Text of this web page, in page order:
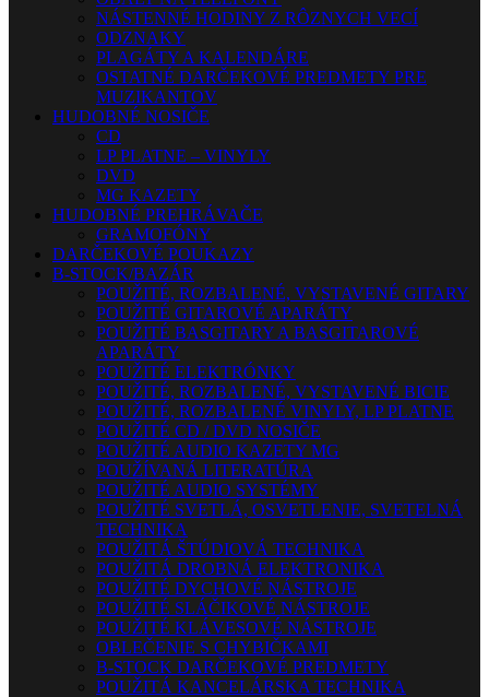
NÁSTENNÉ HODINY Z RÔZNYCH VECÍ
ODZNAKY
PLAGÁTY A KALENDÁRE
OSTATNÉ DARČEKOVÉ PREDMETY PRE
MUZIKANTOV
HUDOBNÉ NOSIČE
CD
LP PLATNE – VINYLY
DVD
MG KAZETY
HUDOBNÉ PREHRÁVAČE
GRAMOFÓNY
DARČEKOVÉ POUKAZY
B-STOCK/BAZÁR
POUŽITÉ, ROZBALENÉ, VYSTAVENÉ GITARY
POUŽITÉ GITAROVÉ APARÁTY
POUŽITÉ BASGITARY A BASGITAROVÉ
APARÁTY
POUŽITÉ ELEKTRÓNKY
POUŽITÉ, ROZBALENÉ, VYSTAVENÉ BICIE
POUŽITÉ, ROZBALENÉ VINYLY, LP PLATNE
POUŽITÉ CD / DVD NOSIČE
POUŽITÉ AUDIO KAZETY MG
POUŽÍVANÁ LITERATÚRA
POUŽITÉ AUDIO SYSTÉMY
POUŽITÉ SVETLÁ, OSVETLENIE, SVETELNÁ
TECHNIKA
POUŽITÁ ŠTÚDIOVÁ TECHNIKA
POUŽITÁ DROBNÁ ELEKTRONIKA
POUŽITÉ DYCHOVÉ NÁSTROJE
POUŽITÉ SLÁČIKOVÉ NÁSTROJE
POUŽITÉ KLÁVESOVÉ NÁSTROJE
OBLEČENIE S CHYBIČKAMI
B-STOCK DARČEKOVÉ PREDMETY
POUŽITÁ KANCELÁRSKA TECHNIKA